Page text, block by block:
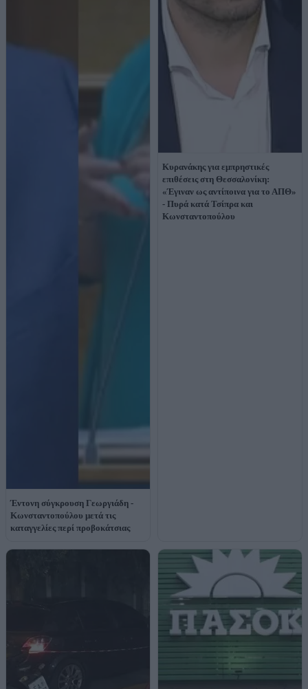
Έντονη σύγκρουση Γεωργιάδη -
Κωνσταντοπούλου μετά τις
καταγγελίες περί προβοκάτσιας
Κυρανάκης για εμπρηστικές
επιθέσεις στη Θεσσαλονίκη:
«Έγιναν ως αντίποινα για το ΑΠΘ»
- Πυρά κατά Τσίπρα και
Κωνσταντοπούλου